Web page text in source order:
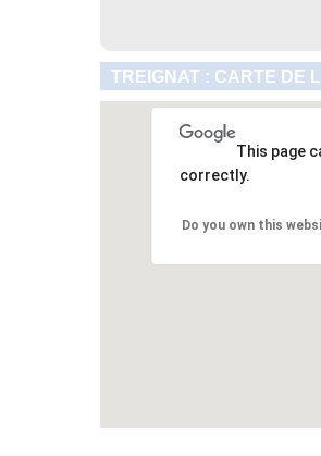
TREIGNAT : CARTE DE
This page
correctly.
Do you own this